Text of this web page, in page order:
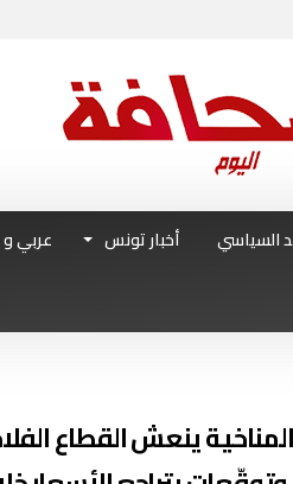
السياسي أخبار تونس عربي
ينعش القطاع